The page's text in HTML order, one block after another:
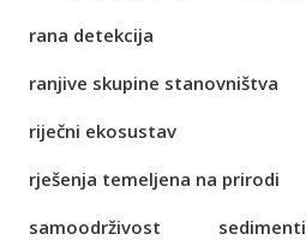
rana detekcija
ranjive skupine stanovništva
riječni ekosustav
rješenja temeljena na prirodi
samoodrživost
sedimenti